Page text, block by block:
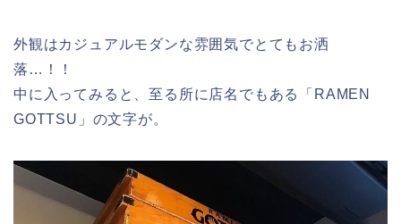
外観はカジュアルモダンな雰囲気でとてもお洒
落…！！
中に入ってみると、至る所に店名でもある「RAMEN
GOTTSU」の文字が。